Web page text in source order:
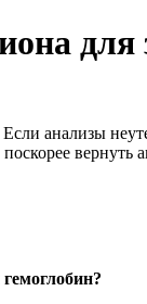
для
анализы
вернуть